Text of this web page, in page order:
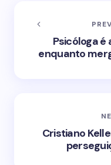
Psicóloga
enquanto
Cristiano